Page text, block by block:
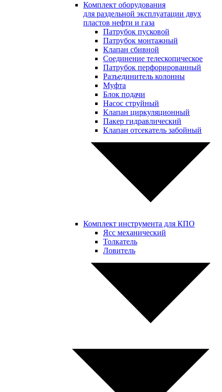
Комплект оборудования
для раздельной эксплуатации двух
пластов нефти и газа
Патрубок пусковой
Патрубок монтажный
Клапан сбивной
Соединение телескопическое
Патрубок перфорированный
Разъединитель колонны
Муфта
Блок подачи
Насос струйный
Клапан циркуляционный
Пакер гидравлический
Клапан отсекатель забойный
Комплект инструмента для КПО
Ясс механический
Толкатель
Ловитель